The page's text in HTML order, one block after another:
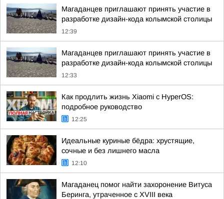
Магаданцев приглашают принять участие в
разработке дизайн-кода колымской столицы
12:39
Магаданцев приглашают принять участие в
разработке дизайн-кода колымской столицы
12:33
Как продлить жизнь Xiaomi с HyperOS:
подробное руководство
12:25
Идеальные куриные бёдра: хрустящие,
сочные и без лишнего масла
12:10
Магаданец помог найти захоронение Витуса
Беринга, утраченное с XVIII века